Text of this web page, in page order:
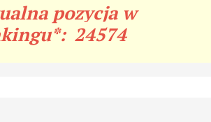
pozycja w
24574